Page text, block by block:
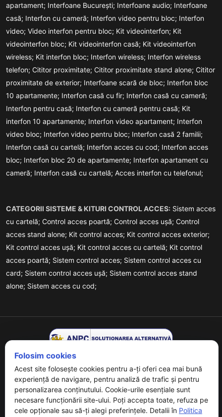
apartament; Interfoane București; Interfoane audio; Interfoane
casă; Interfon cu cameră; Interfon video pentru bloc; Interfon
video; Video interfon pentru bloc; Kit videointerfon; Kit
videointerfon bloc; Kit videointerfon casă; Kit videointerfon
wireless; Kit interfon bloc; Interfon wireless; Interfon wireless
telefon; Cititor proximitate; Cititor proximitate stand alone; Cititor
proximitate de exterior; Interfoane scară de bloc; Interfon bloc
10 apartamente; Interfon casă cu fir; Interfon casă cu cameră;
Interfon pentru casă; Interfon cu cameră pentru casă; Kit
interfon 10 apartamente; Interfon video apartament; Interfon
video bloc; Interfon video pentru bloc; Interfon casă 2 familii;
Interfon casă cu cartelă; Interfon acces cu cod; Interfon acces
bloc; Interfon bloc 20 de apartamente; Interfon apartament cu
cameră; Interfon casă cu cartelă; Acces interfon cu telefonul;
CATEGORII SISTEME & KITURI CONTROL ACCES: Sistem acces
cu cartelă; Control acces poartă; Control acces ușă; Control
acces stand alone; Kit control acces; Kit control acces exterior;
Kit control acces ușă; Kit control acces cu cartelă; Kit control
acces poartă; Sistem control acces; Sistem control acces cu
card; Sistem control acces ușă; Sistem control acces stand
alone; Sistem acces cu cod;
Copyrights © 2026 URMET - Powered ByDigital Agency . All
Folosim cookies
Acest site folosește cookies pentru a-ți oferi cea mai bună
experiență de navigare, pentru analiză de trafic și pentru
personalizarea conținutului. Cookie-urile esențiale sunt
necesare funcționării site-ului. Poți accepta toate, refuza pe
cele opționale sau să-ți alegi preferințele. Detalii în Politica